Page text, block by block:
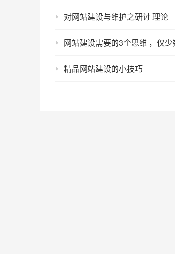
对网站建设与维护之研讨 理论
精品网站建设的小技巧